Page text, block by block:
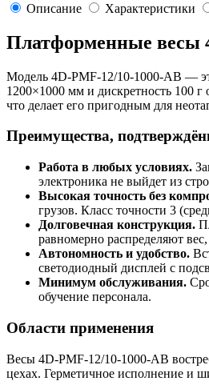
Описание
Характеристики
Платформенные весы
Модель 4D-PMF-12/10-1000-AB —
1200×1000 мм и дискретность 100
что делает его пригодным для
Преимущества,
Работа в любых условиях.
электроника не выйдет из
Высокая точность без
грузов. Класс точности 3
Долговечная конструкция.
равномерно распределяют
Автономность и удобство.
светодиодный дисплей с
Минимум обслуживания.
обучение персонала.
Области применения
Весы 4D-PMF-12/10-1000-AB
цехах. Герметичное исполнение и